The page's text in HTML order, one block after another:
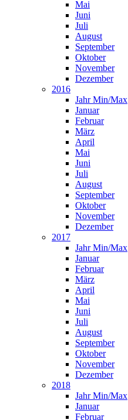
Mai
Juni
Juli
August
September
Oktober
November
Dezember
2016
Jahr Min/Max
Januar
Februar
März
April
Mai
Juni
Juli
August
September
Oktober
November
Dezember
2017
Jahr Min/Max
Januar
Februar
März
April
Mai
Juni
Juli
August
September
Oktober
November
Dezember
2018
Jahr Min/Max
Januar
Februar